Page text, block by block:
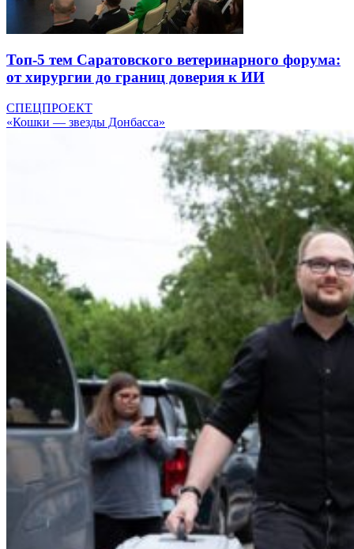
Топ-5 тем Саратовского ветеринарного форума:
от хирургии до границ доверия к ИИ
СПЕЦПРОЕКТ
«Кошки — звезды Донбасса»